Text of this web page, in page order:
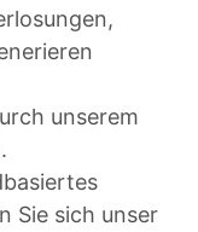
unserem
Sie sich unser